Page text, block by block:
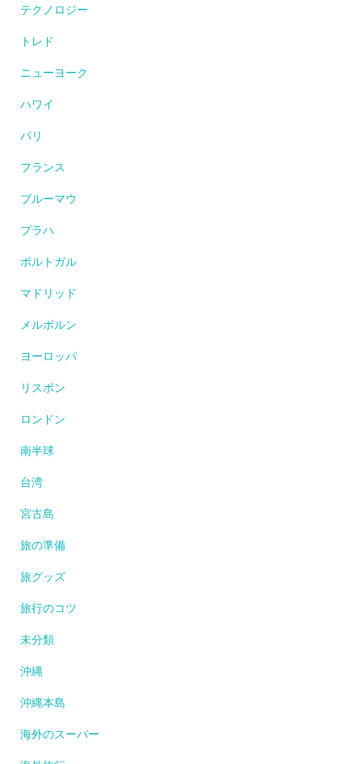
テクノロジー
トレド
ニューヨーク
ハワイ
パリ
フランス
ブルーマウ
プラハ
ポルトガル
マドリッド
メルボルン
ヨーロッパ
リスボン
ロンドン
南半球
台湾
宮古島
旅の準備
旅グッズ
旅行のコツ
未分類
沖縄
沖縄本島
海外のスーパー